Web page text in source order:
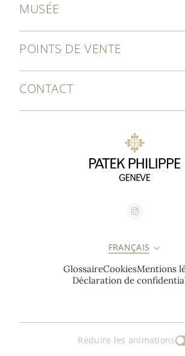
MUSÉE
POINTS DE VENTE
CONTACT
FRANÇAIS
GlossaireCookiesMentions
Déclaration de
Réduire les animations